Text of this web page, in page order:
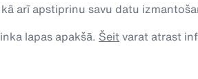
arī apstiprinu savu datu
lapas apakšā. Šeitvarat atrast
latvija.info@delaval.com
Tālruņa numurs